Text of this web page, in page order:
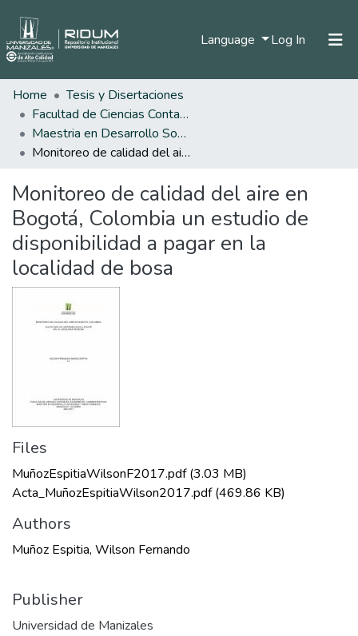
Language Log In (current)
Statistics
Home
Tesis y Disertaciones
Facultad de Ciencias Contables Económicas y Administrativas
Maestria en Desarrollo Sostenible y Medio Ambiente
Monitoreo de calidad del aire en Bogotá, Colombia un estudio de disponibilidad a pagar en la localidad de bosa
Monitoreo de calidad del aire en
Bogotá, Colombia un estudio de
disponibilidad a pagar en la
localidad de bosa
Files
MuñozEspitiaWilsonF2017.pdf(3.03 MB)
Acta_MuñozEspitiaWilson2017.pdf(469.86 KB)
Authors
Muñoz Espitia, Wilson Fernando
Publisher
Universidad de Manizales